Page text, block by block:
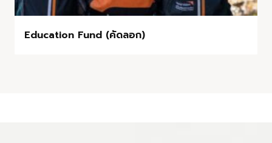
Education Fund (คัดลอก)